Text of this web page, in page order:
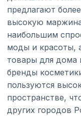
предлагают
высокую
наибольшим
моды и красоты,
товары для дома
бренды
пользуются
пространстве,
других городов